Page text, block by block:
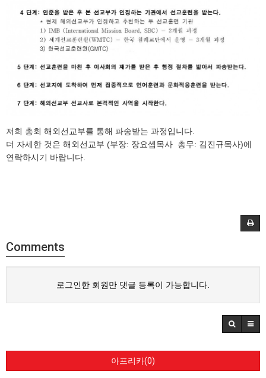
저희 총회 해외선교부를 통해 파송받는 과정입니다.
더 자세한 것은 해외선교부 (부장: 장요셉목사 총무: 김진규목사)에
연락하시기 바랍니다.
Comments
로그인한 회원만 댓글 등록이 가능합니다.
아프리카(0)